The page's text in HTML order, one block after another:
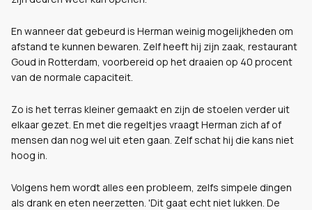
En wanneer dat gebeurd is Herman weinig mogelijkheden om
afstand te kunnen bewaren. Zelf heeft hij zijn zaak, restaurant
Goud in Rotterdam, voorbereid op het draaien op 40 procent
van de normale capaciteit.
Zo is het terras kleiner gemaakt en zijn de stoelen verder uit
elkaar gezet. En met die regeltjes vraagt Herman zich af of
mensen dan nog wel uit eten gaan. Zelf schat hij die kans niet
hoog in.
Volgens hem wordt alles een probleem, zelfs simpele dingen
als drank en eten neerzetten. 'Dit gaat echt niet lukken. De